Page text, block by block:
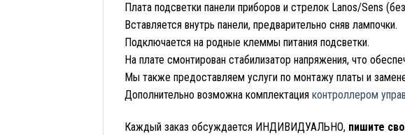
Плата подсветки панели приборов и стрелок Lanos/Sens
Вставляется внутрь панели, предварительно сняв лампочки.
Подключается на родные клеммы питания подсветки.
На плате смонтирован стабилизатор напряжения, что
Мы также предоставляем услуги по монтажу платы и
Дополнительно возможна комплектация контроллером
Каждый заказ обсуждается ИНДИВИДУАЛЬНО, пишите